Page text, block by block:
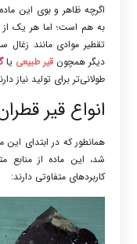
اگرچه ظاهر و بوی این
به هم است؛ اما هر یک از
تقطیر موادی مانند
دیگر همچون قیر طبیعی یا
طولانی‌تر برای تولید نیاز
انواع قیر
همانطور که در ابتدای این
شد، این ماده از
کاربردهای متفاوتی دارند: